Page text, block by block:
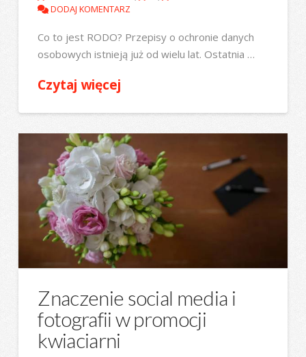
DODAJ KOMENTARZ
Co to jest RODO? Przepisy o ochronie danych
osobowych istnieją już od wielu lat. Ostatnia …
Czytaj więcej
Znaczenie social media i
fotografii w promocji
kwiaciarni